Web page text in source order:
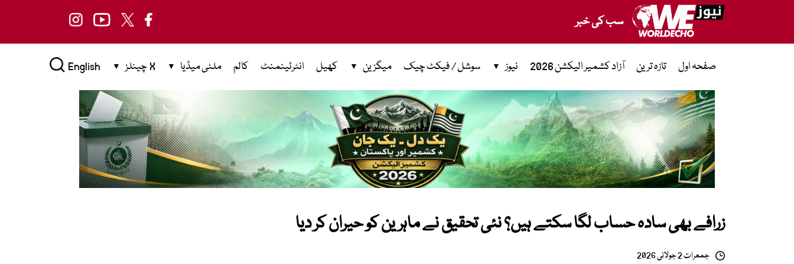
سب کی خبر
صفحہ اول تازہ ترین آزاد کشمیر الیکشن 2026 نیوز سوشل / فیکٹ چیک میگزین کھیل انٹرٹینمنٹ کالم ملٹی میڈیا X چینلز English
زرافے بھی سادہ حساب لگا سکتے ہیں؟ نئی تحقیق نے ماہرین کو حیران کر دیا
جمعرات 2 جولائی 2026